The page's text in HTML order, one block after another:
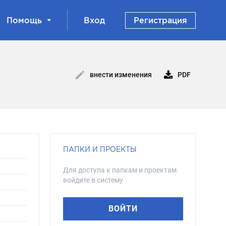
Помощь Вход Регистрация
внести изменения PDF
ПАПКИ И ПРОЕКТЫ
Для доступа к папкам и проектам
войдите в систему
ВОЙТИ